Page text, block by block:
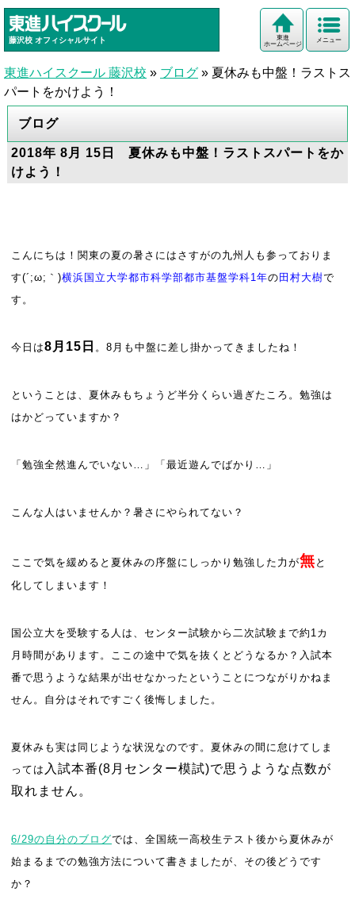
藤沢校 オフィシャルサイト メニュー
東進
ホームページ
東進ハイスクール 藤沢校 » ブログ » 夏休みも中盤！ラストス
パートをかけよう！
ブログ
2018年 8月 15日 夏休みも中盤！ラストスパートをか
けよう！
こんにちは！関東の夏の暑さにはさすがの九州人も参っておりま
す(´;ω;｀)横浜国立大学都市科学部都市基盤学科1年の 田村大樹で
す。
今日は8月15日 。8月も中盤に差し掛かってきましたね！
ということは、夏休みもちょうど半分くらい過ぎたころ。勉強は
はかどっていますか？
「勉強全然進んでいない…」「最近遊んでばかり…」
こんな人はいませんか？暑さにやられてない？
ここで気を緩めると夏休みの序盤にしっかり勉強した力が無 と
化してしまいます！
国公立大を受験する人は、センター試験から二次試験まで約1カ
月時間があります。ここの途中で気を抜くとどうなるか？入試本
番で思うような結果が出せなかったということにつながりかねま
せん。自分はそれですごく後悔しました。
夏休みも実は同じような状況なのです。夏休みの間に怠けてしま
っては 入試本番(8月センター模試)で思うような点数が
取れません。
6/29の自分のブログでは、全国統一高校生テスト後から夏休みが
始まるまでの勉強方法について書きましたが、その後どうです
か？